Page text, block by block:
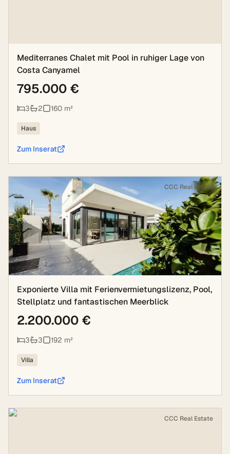
Mediterranes Chalet mit Pool in ruhiger Lage von
Costa Canyamel
795.000 €
3 2 160 m²
Haus
Zum Inserat
CCC Real Estate
Exponierte Villa mit Ferienvermietungslizenz, Pool,
Stellplatz und fantastischen Meerblick
2.200.000 €
3 3 192 m²
Villa
Zum Inserat
CCC Real Estate